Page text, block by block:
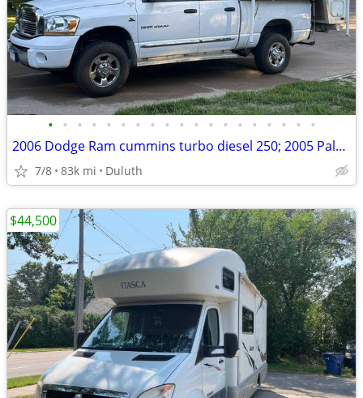
• • • • • • • • • • • • • • • • • • •
2006 Dodge Ram cummins turbo diesel 250; 2005 Palomino Maveric
7/8 83k mi Duluth
$44,500